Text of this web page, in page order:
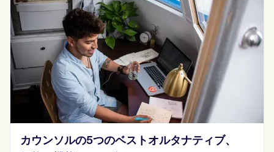
2024年のソープノートの例15選